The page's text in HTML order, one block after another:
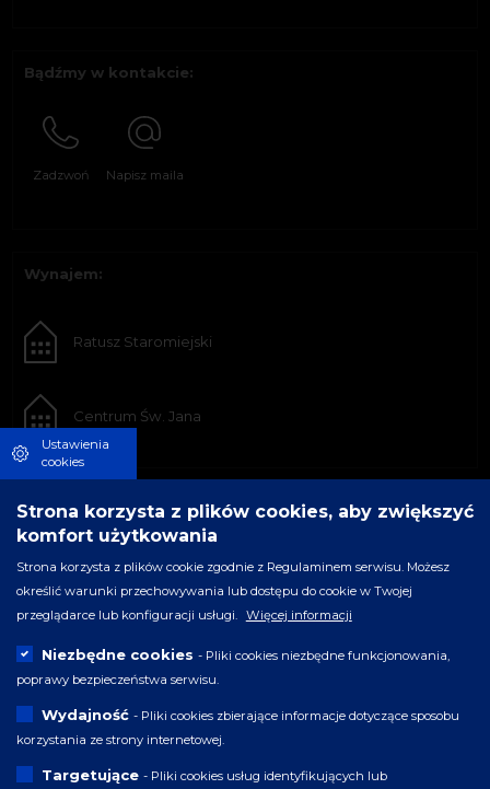
Bądźmy w kontakcie:
Zadzwoń Napisz maila
Wynajem:
Ratusz Staromiejski
Centrum Św. Jana
Ustawienia
cookies
Strona korzysta z plików cookies, aby zwiększyć
komfort użytkowania
Strona korzysta z plików cookie zgodnie z Regulaminem serwisu. Możesz
określić warunki przechowywania lub dostępu do cookie w Twojej
przeglądarce lub konfiguracji usługi.
Więcej informacji
Niezbędne cookies - Pliki cookies niezbędne funkcjonowania,
poprawy bezpieczeństwa serwisu.
Wydajność - Pliki cookies zbierające informacje dotyczące sposobu
korzystania ze strony internetowej.
Targetujące - Pliki cookies usług identyfikujących lub